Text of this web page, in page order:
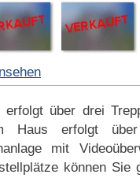
über drei
Haus erfolgt
mit
können Sie